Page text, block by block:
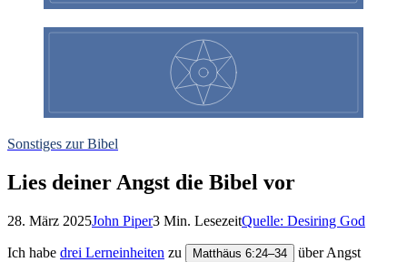
Sonstiges zur Bibel
Lies deiner Angst die Bibel vor
28. März 2025John Piper3 Min. LesezeitQuelle: Desiring God
Ich habe drei Lerneinheiten zu Matthäus 6:24–34
über Angst